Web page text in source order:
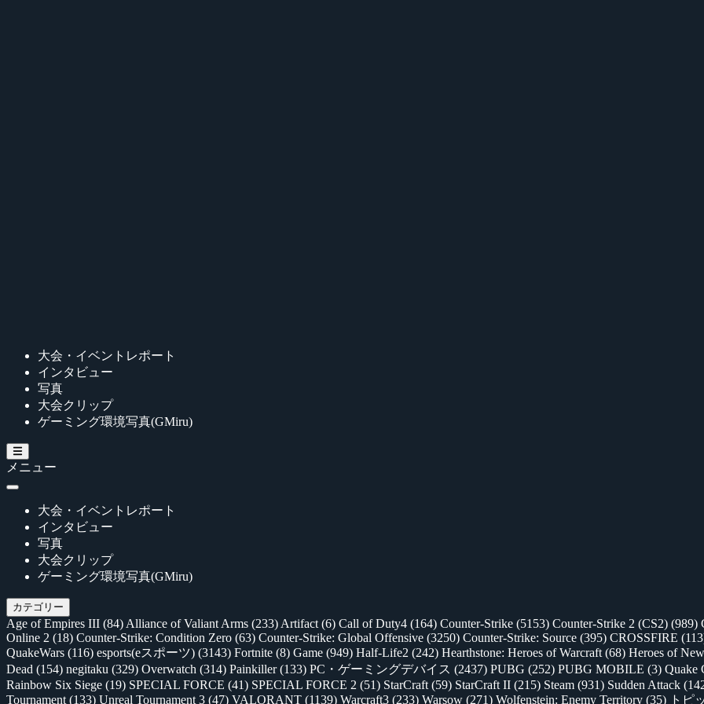
大会・イベントレポート
インタビュー
写真
大会クリップ
ゲーミング環境写真(GMiru)
メニュー
大会・イベントレポート
インタビュー
写真
大会クリップ
ゲーミング環境写真(GMiru)
カテゴリー
Age of Empires III (84) Alliance of Valiant Arms (233) Artifact (6) Call of Duty4 (164) Counter-Strike (5153) Counter-Strike 2 (CS2) (989)
Online 2 (18) Counter-Strike: Condition Zero (63) Counter-Strike: Global Offensive (3250) Counter-Strike: Source (395) CROSSFIRE
QuakeWars (116) esports(eスポーツ) (3143) Fortnite (8) Game (949) Half-Life2 (242) Hearthstone: Heroes of Warcraft (68) Heroes of
Dead (154) negitaku (329) Overwatch (314) Painkiller(133) PC・ゲーミングデバイス (2437) PUBG (252) PUBG MOBILE (3) Quake
Rainbow Six Siege (19) SPECIAL FORCE (41) SPECIAL FORCE 2 (51) StarCraft (59) StarCraft II (215) Steam (931) Sudden Attack
Tournament (133) Unreal Tournament 3 (47) VALORANT (1139) Warcraft3 (233) Warsow (271) Wolfenstein: Enemy Territory (35) トピ